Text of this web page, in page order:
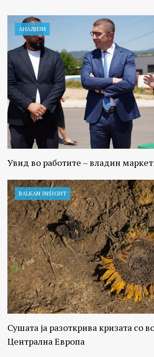
АНАЛИЗИ
Увид во работите – владин
BALKAN INSIGHT
Сушата ја разоткрива кризата со
Централна Европа